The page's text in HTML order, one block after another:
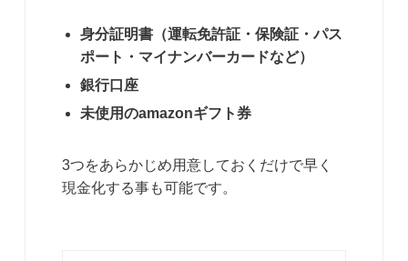
身分証明書（運転免許証・保険証・パス
ポート・マイナンバーカードなど）
銀行口座
未使用のamazonギフト券
3つをあらかじめ用意しておくだけで早く
現金化する事も可能です。